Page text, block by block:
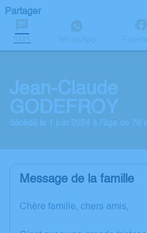
Partager
SMS WhatsApp
Jean-Claude
GODEFROY
décédé le 1 juin 2024 à l'âge de 78
Message de la famille
Chère famille, chers amis,